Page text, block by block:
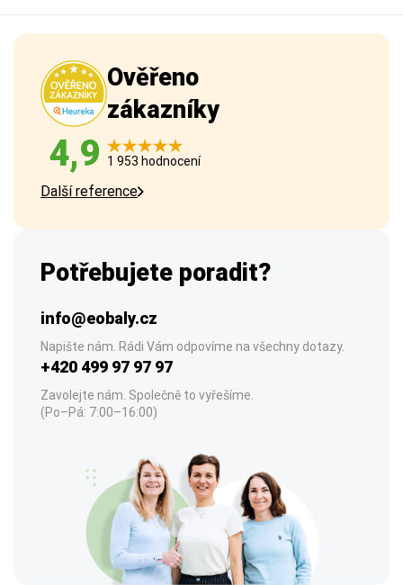
Ověřeno
zákazníky
4,9 1 953 hodnocení
Další reference
Potřebujete poradit?
info@eobaly.cz
Napište nám. Rádi Vám odpovíme na všechny dotazy.
+420 499 97 97 97
Zavolejte nám. Společně to vyřešíme.
(Po–Pá: 7:00–16:00)